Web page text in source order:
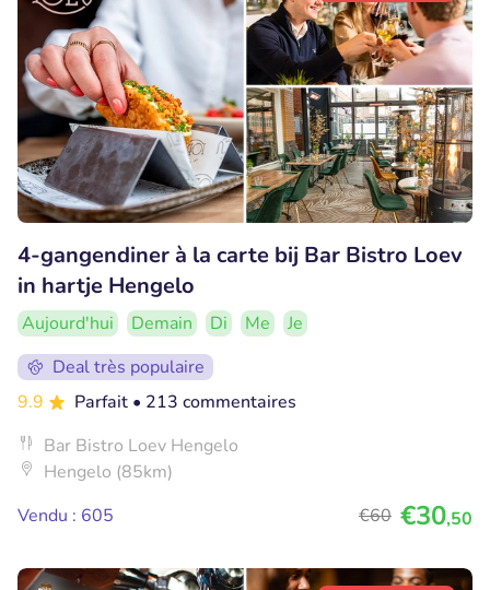
4-gangendiner à la carte bij Bar Bistro Loev
in hartje Hengelo
Aujourd'hui Demain Di Me
Je
Deal très populaire
9.9
Parfait • 213 commentaires
Bar Bistro Loev Hengelo
Hengelo (85km)
Vendu : 605
€60 €30,50